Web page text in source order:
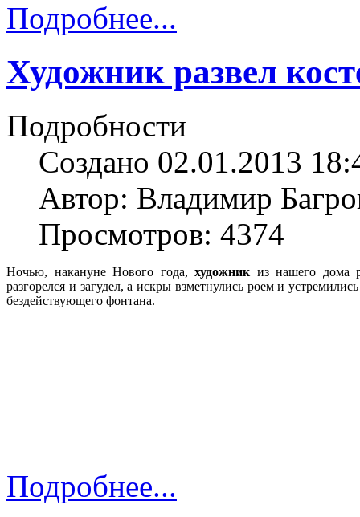
Подробнее...
Художник развел
Подробности
Создано 02.01.2013
Автор: Владимир
Просмотров: 4374
Ночью, накануне Нового года, художник из нашего дома
разгорелся и загудел, а искры взметнулись роем и
бездействующего фонтана.
Подробнее...